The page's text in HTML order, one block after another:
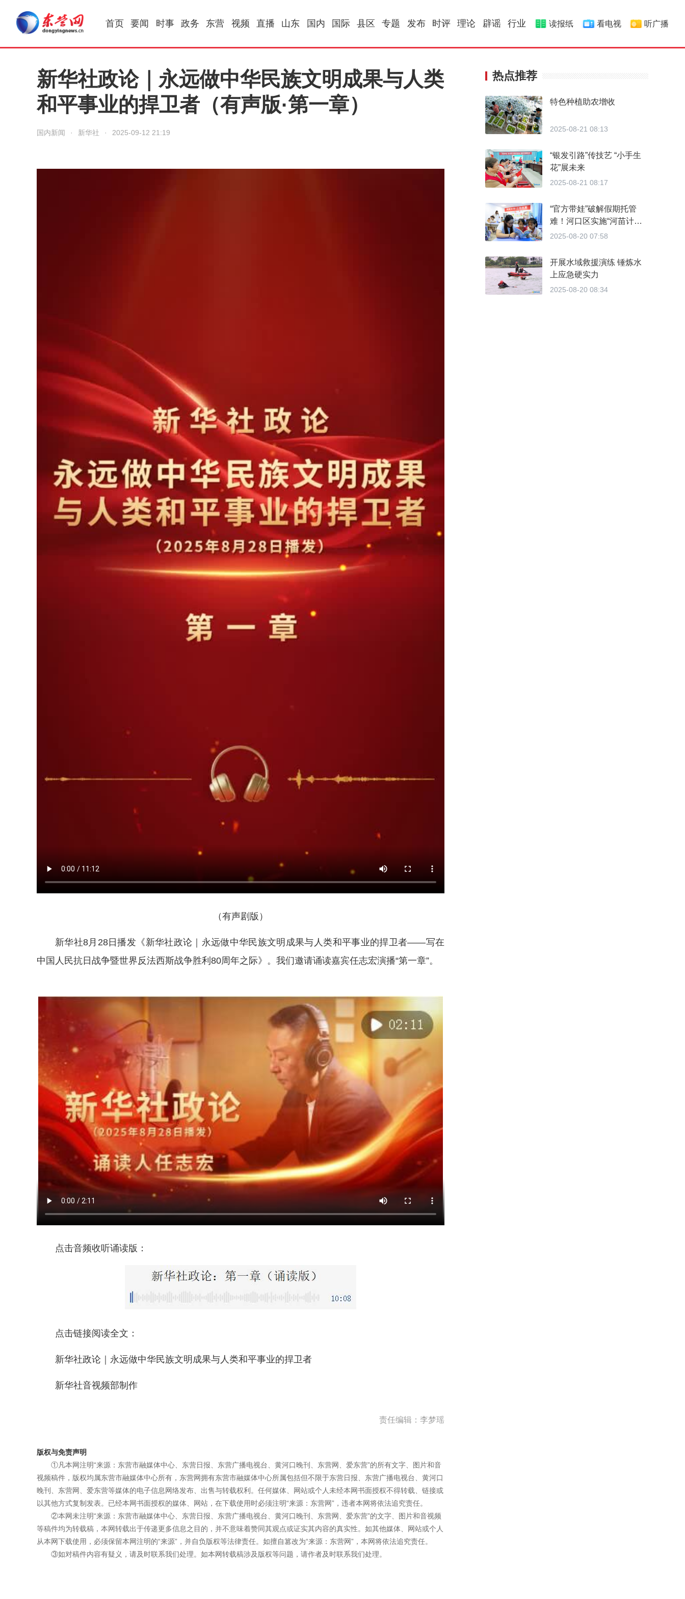
首页 要闻 时事 政务 东营 视频 直播 山东 国内 国际 县区 专题 发布 时评 理论 辟谣 行业 读报纸 看电视 听广播
新华社政论｜永远做中华民族文明成果与人类
和平事业的捍卫者（有声版·第一章）
国内新闻 · 新华社 · 2025-09-12 21:19
（有声剧版）
新华社8月28日播发《新华社政论｜永远做中华民族文明成果与人类和平事业的捍卫者——写在
中国人民抗日战争暨世界反法西斯战争胜利80周年之际》。我们邀请诵读嘉宾任志宏演播“第一章”。
点击音频收听诵读版：
点击链接阅读全文：
新华社政论｜永远做中华民族文明成果与人类和平事业的捍卫者
新华社音视频部制作
责任编辑：李梦瑶
版权与免责声明
①凡本网注明“来源：东营市融媒体中心、东营日报、东营广播电视台、黄河口晚刊、东营网、爱东营”的所有文字、图片和音
视频稿件，版权均属东营市融媒体中心所有，东营网拥有东营市融媒体中心所属包括但不限于东营日报、东营广播电视台、黄河口
晚刊、东营网、爱东营等媒体的电子信息网络发布、出售与转载权利。任何媒体、网站或个人未经本网书面授权不得转载、链接或
以其他方式复制发表。已经本网书面授权的媒体、网站，在下载使用时必须注明“来源：东营网”，违者本网将依法追究责任。
②本网未注明“来源：东营市融媒体中心、东营日报、东营广播电视台、黄河口晚刊、东营网、爱东营”的文字、图片和音视频
等稿件均为转载稿，本网转载出于传递更多信息之目的，并不意味着赞同其观点或证实其内容的真实性。如其他媒体、网站或个人
从本网下载使用，必须保留本网注明的“来源”，并自负版权等法律责任。如擅自篡改为“来源：东营网”，本网将依法追究责任。
③如对稿件内容有疑义，请及时联系我们处理。如本网转载稿涉及版权等问题，请作者及时联系我们处理。
热点推荐
特色种植助农增收
2025-08-21 08:13
“银发引路”传技艺 “小手生
花”展未来
2025-08-21 08:17
“官方带娃”破解假期托管
难！河口区实施“河苗计
划”托管服务，以民生工程
2025-08-20 07:58
开展水域救援演练 锤炼水
上应急硬实力
2025-08-20 08:34